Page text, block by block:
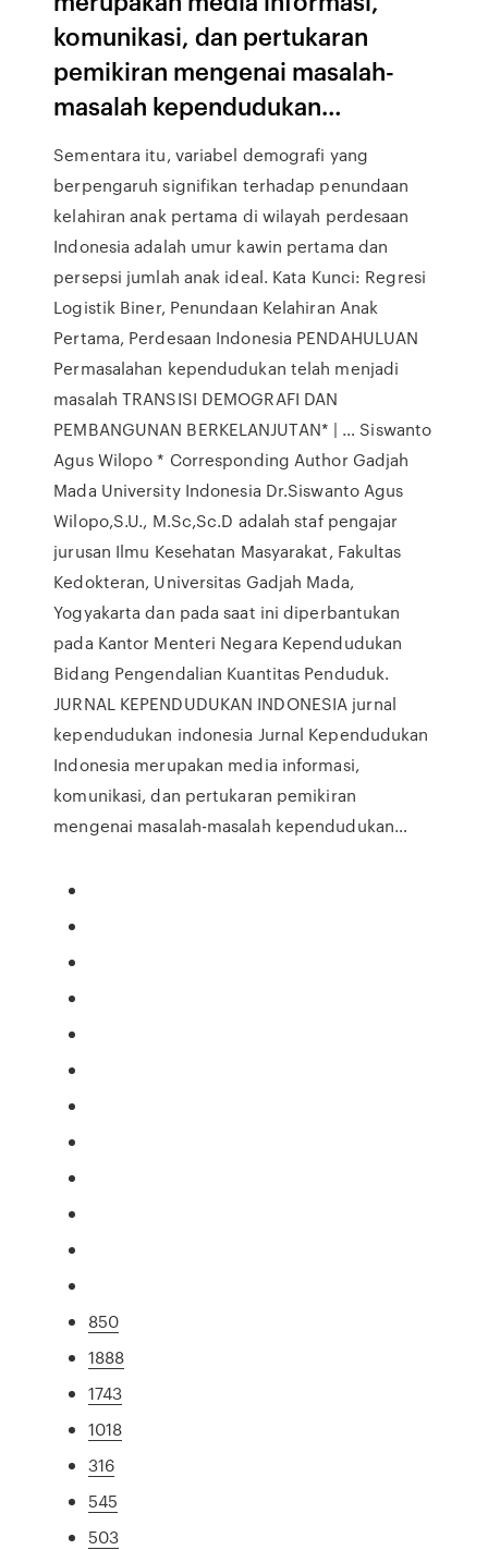
komunikasi, dan pertukaran
pemikiran mengenai masalah-
masalah kependudukan…
Sementara itu, variabel demografi yang
berpengaruh signifikan terhadap penundaan
kelahiran anak pertama di wilayah perdesaan
Indonesia adalah umur kawin pertama dan
persepsi jumlah anak ideal. Kata Kunci: Regresi
Logistik Biner, Penundaan Kelahiran Anak
Pertama, Perdesaan Indonesia PENDAHULUAN
Permasalahan kependudukan telah menjadi
masalah TRANSISI DEMOGRAFI DAN
PEMBANGUNAN BERKELANJUTAN* | … Siswanto
Agus Wilopo * Corresponding Author Gadjah
Mada University Indonesia Dr.Siswanto Agus
Wilopo,S.U., M.Sc,Sc.D adalah staf pengajar
jurusan Ilmu Kesehatan Masyarakat, Fakultas
Kedokteran, Universitas Gadjah Mada,
Yogyakarta dan pada saat ini diperbantukan
pada Kantor Menteri Negara Kependudukan
Bidang Pengendalian Kuantitas Penduduk.
JURNAL KEPENDUDUKAN INDONESIA jurnal
kependudukan indonesia Jurnal Kependudukan
Indonesia merupakan media informasi,
komunikasi, dan pertukaran pemikiran
mengenai masalah-masalah kependudukan…
850
1888
1743
1018
316
545
503